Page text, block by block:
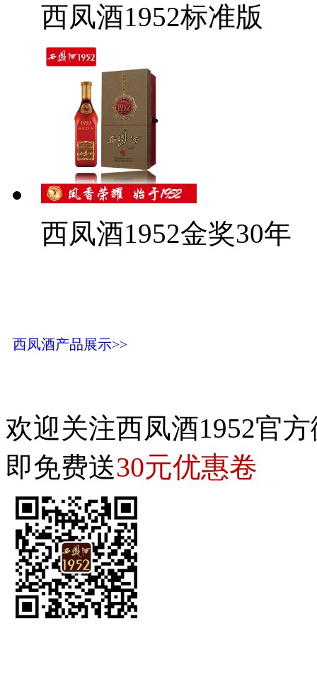
西凤酒1952标准版
西凤酒1952金奖30年
西凤酒产品展示>>
欢迎关注西凤酒1952官
即免费送30元优惠卷